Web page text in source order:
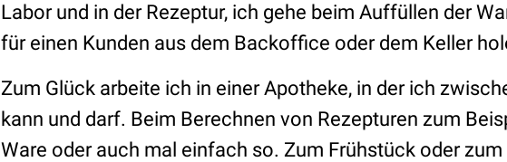
Labor und in der Rezeptur, ich gehe beim Auffüllen der
für einen Kunden aus dem Backoffice oder dem Keller
Zum Glück arbeite ich in einer Apotheke, in der ich
kann und darf. Beim Berechnen von Rezepturen zum
Ware oder auch mal einfach so. Zum Frühstück oder